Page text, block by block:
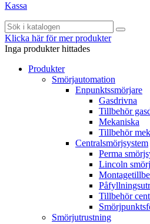
Kassa
Klicka här för mer produkter
Inga produkter hittades
Produkter
Smörjautomation
Enpunktssmörjare
Gasdrivna
Tillbehör
Mekaniska
Tillbehör
Centralsmörjsystem
Perma
Lincoln
Tillbehör
Smörjutrustning